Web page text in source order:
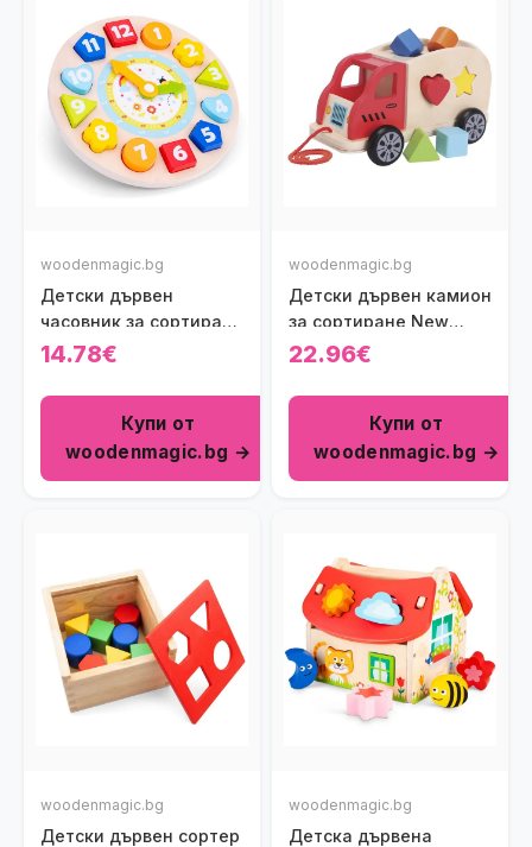
woodenmagic.bg
Детски дървен
часовник за сортиране
New Classic Toys
14.78€
Купи от
woodenmagic.bg →
woodenmagic.bg
Детски дървен камион
за сортиране New
Classic Toys
22.96€
Купи от
woodenmagic.bg →
woodenmagic.bg
Детски дървен сортер
woodenmagic.bg
Детска дървена